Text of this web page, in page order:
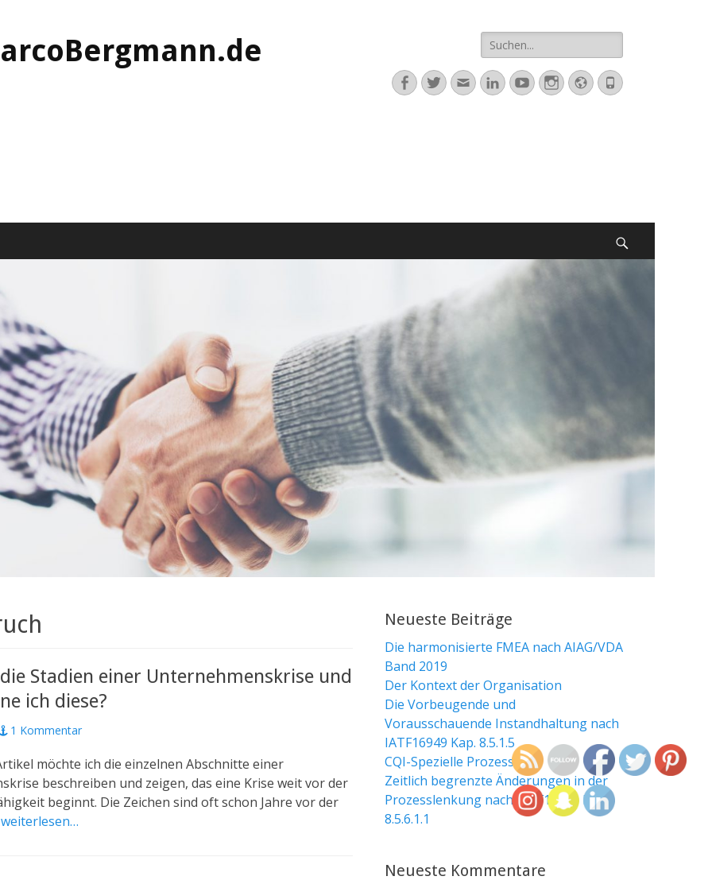
Suche
nach:
Facebook
Twitter
E-
Mail
LinkedInYouTubeInstagram
WebsiteTelefon
Stadien einer Unternehmenskrise und
ich diese?
1 Kommentar
möchte ich die einzelnen Abschnitte einer
beschreiben und zeigen, das eine Krise weit vor der
beginnt. Die Zeichen sind oft schon Jahre vor der
weiterlesen…
Neueste Beiträge
Die harmonisierte FMEA nach AIAG/VDA
Band 2019
Der Kontext der Organisation
Die Vorbeugende und
Vorausschauende Instandhaltung nach
IATF16949 Kap. 8.5.1.5
CQI-Spezielle Prozesse
Zeitlich begrenzte Änderungen in der
Prozesslenkung nach IATF16949 Kap.
8.5.6.1.1
Neueste Kommentare